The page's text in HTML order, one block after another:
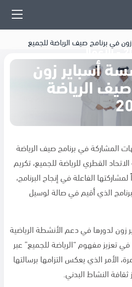
في برنامج صيف الرياضة للجميع
أسباير زون
الرياضة
المشاركة في برنامج صيف الرياضة
نظمه الاتحاد القطري للرياضة للجميع، تكريم
الفاعلة في إنجاح البرنامج،
الذي أقيم في صالة لوسيل
لدورها في دعم الأنشطة الرياضية
تعزيز مفهوم “الرياضة للجميع” عبر
الأمر الذي يعكس التزامها برسالتها
النشاط البدني.